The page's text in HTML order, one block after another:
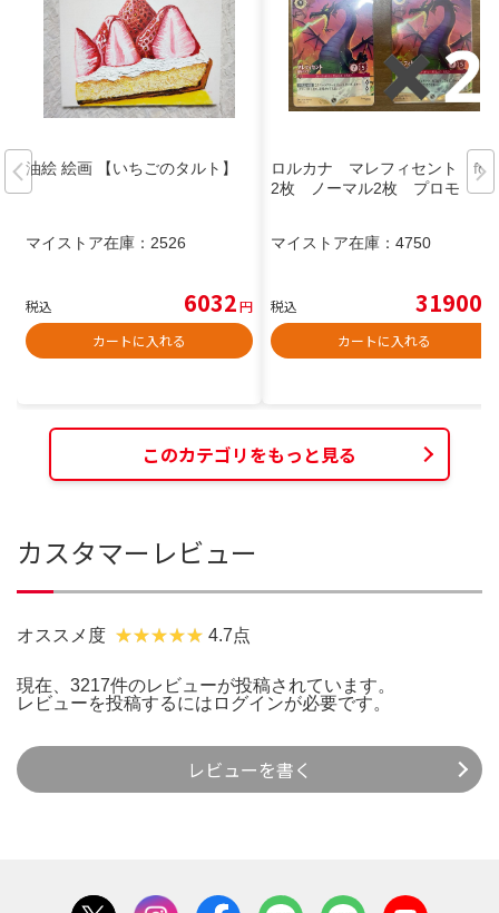
油絵 絵画 【いちごのタルト】
マイストア在庫： 2526
税込 6032円
カートに入れる
ロルカナ マレフィセント foil
2枚 ノーマル2枚 プロモ
マイストア在庫： 4750
税込 31900
カートに入れる
このカテゴリをもっと見る
カスタマーレビュー
オススメ度 4.7点
現在、3217件のレビューが投稿されています。
レビューを投稿するには ログインが必要です。
レビューを書く